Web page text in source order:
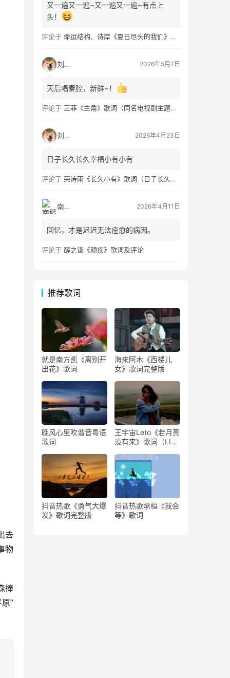
去
物
捧
”
又一遍又一遍~又一遍又一遍~有点上
头！
评论于 命运结构、诗岸《夏日尽头的我们》歌词及钢琴谱免费获取
刘看山 2026年5月7日
天后唱秦腔，新鲜~！
评论于 王菲《主角》歌词（同名电视剧主题曲）
刘看山 2026年4月23日
日子长久长久幸福小有小有
评论于 荣诗雨《长久小有》歌词（日子长久幸福小有）
南穑 2026年4月11日
回忆，才是迟迟无法痊愈的病因。
评论于 薛之谦《顽疾》歌词及评论
推荐歌词
就是南方凯《离别开
出花》歌词
海来阿木《西楼儿
女》歌词完整版
晚风心里吹谐音粤语
歌词
王宇宙Leto《若月亮
没有来》歌词（LIVE
抖音热歌《勇气大爆
发》歌词完整版
抖音热歌承桓《我会
等》歌词